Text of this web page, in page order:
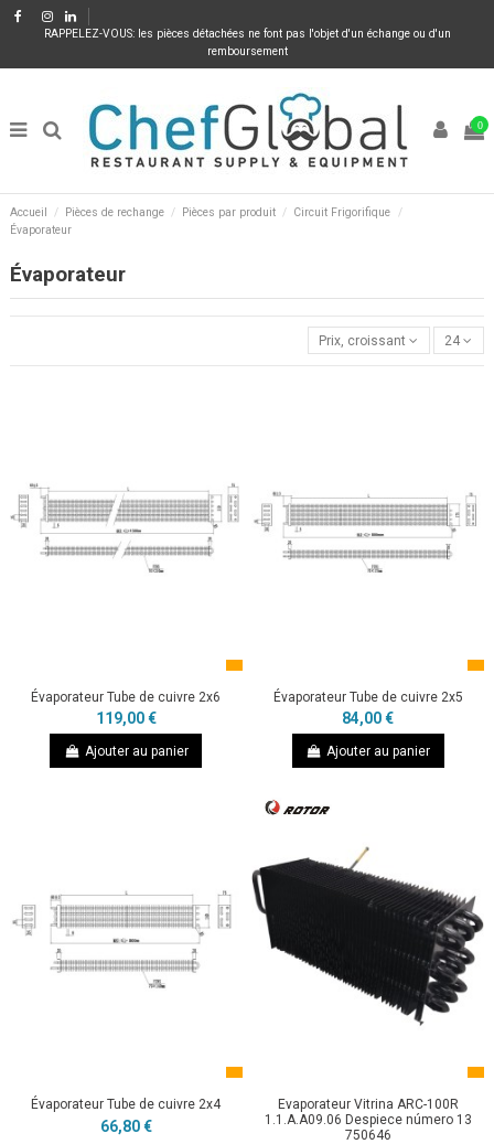
RAPPELEZ-VOUS: les pièces détachées ne font pas l'objet d'un échange ou d'un
remboursement
0
Accueil Pièces de rechange Pièces par produit
Circuit Frigorifique
Évaporateur
Évaporateur
Prix, croissant 24
Évaporateur Tube de cuivre 2x6
119,00 €
Ajouter au panier
Évaporateur Tube de cuivre 2x5
84,00 €
Ajouter au panier
Évaporateur Tube de cuivre 2x4
66,80 €
Evaporateur Vitrina ARC-100R
1.1.A.A09.06 Despiece número 13
750646